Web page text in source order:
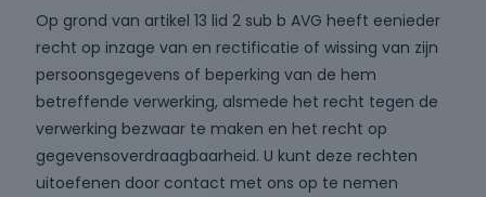
Op grond van artikel 13 lid 2 sub b AVG heeft eenieder
recht op inzage van en rectificatie of wissing van zijn
persoonsgegevens of beperking van de hem
betreffende verwerking, alsmede het recht tegen de
verwerking bezwaar te maken en het recht op
gegevensoverdraagbaarheid. U kunt deze rechten
uitoefenen door contact met ons op te nemen